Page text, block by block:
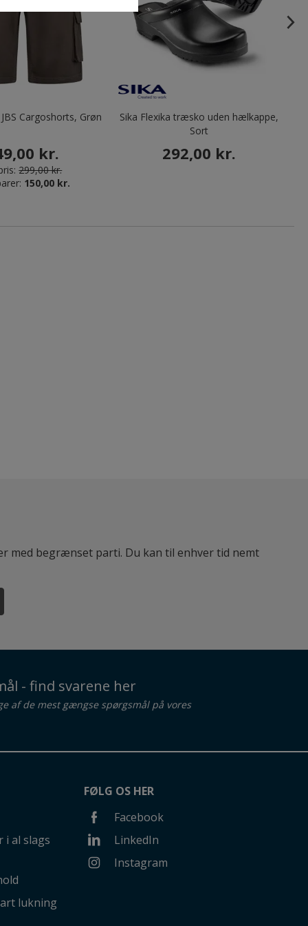
Cargoshorts, Grøn
kr.
299,00 kr.
150,00 kr.
Sika Flexika træsko uden hælkappe,
Sort
292,00 kr.
med begrænset parti. Du kan til enhver tid nemt
- find svarene her
af de mest gængse spørgsmål på vores
i al slags
lukning
FØLG OS HER
Facebook
LinkedIn
Instagram